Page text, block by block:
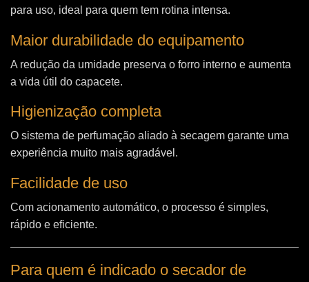
para uso, ideal para quem tem rotina intensa.
Maior durabilidade do equipamento
A redução da umidade preserva o forro interno e aumenta
a vida útil do capacete.
Higienização completa
O sistema de perfumação aliado à secagem garante uma
experiência muito mais agradável.
Facilidade de uso
Com acionamento automático, o processo é simples,
rápido e eficiente.
Para quem é indicado o secador de